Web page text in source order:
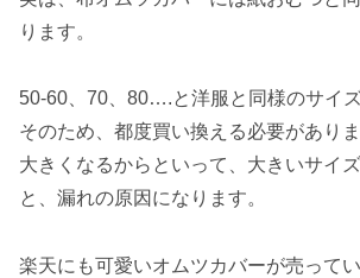
ります。
50-60、70、80….と洋服と同様のサイズ
そのため、都度買い換える必要がありま
大きくなるからといって、大きいサイ
と、漏れの原因になります。
楽天にも可愛いオムツカバーが売ってい